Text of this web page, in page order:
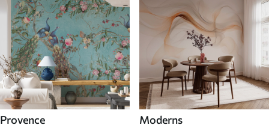
Provence Moderns